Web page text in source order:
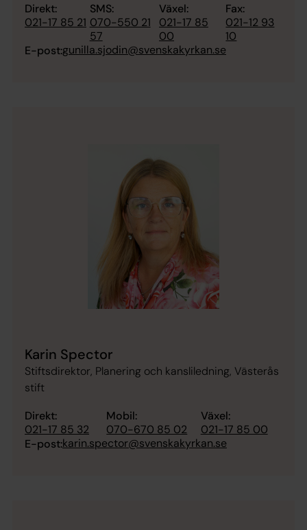
Direkt:
021-17 85 21
SMS:
070-550 21
57
Växel:
021-17 85
00
Fax:
021-12 93
10
E-post:gunilla.sjodin@svenskakyrkan.se
Karin Spector
Stiftsdirektor, Planering och kansliledning, Västerås
stift
Direkt:
021-17 85 32
Mobil:
070-670 85 02
Växel:
021-17 85 00
E-post:karin.spector@svenskakyrkan.se